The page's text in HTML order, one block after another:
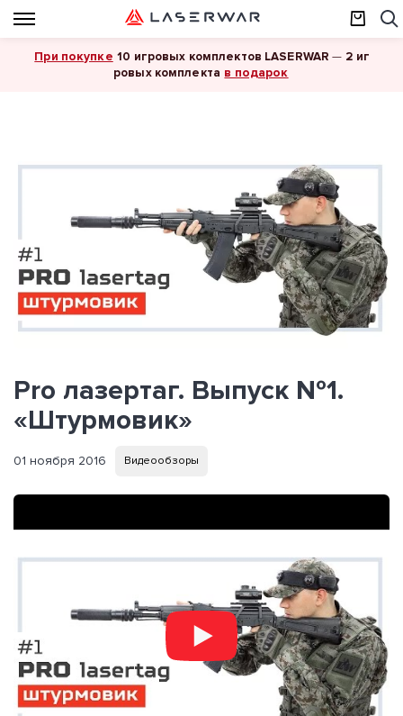
При покупке 10 игровых комплектов LASERWAR — 2 иг
ровых комплекта в подарок
Pro лазертаг. Выпуск №1.
«Штурмовик»
01 ноября 2016 Видеообзоры